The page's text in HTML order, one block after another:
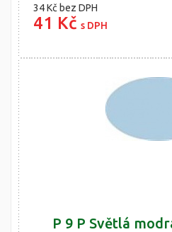
34 Kč bez DPH
41 Kč s DPH
P 9 P Světlá